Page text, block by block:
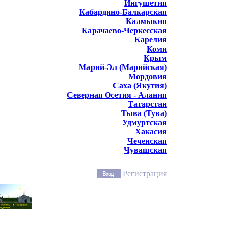
Ингушетия
Кабардино-Балкарская
Калмыкия
Карачаево-Черкесская
Карелия
Коми
Крым
Марий-Эл (Марийская)
Мордовия
Саха (Якутия)
Северная Осетия - Алания
Татарстан
Тыва (Тува)
Удмуртская
Хакасия
Чеченская
Чувашская
Регистрация